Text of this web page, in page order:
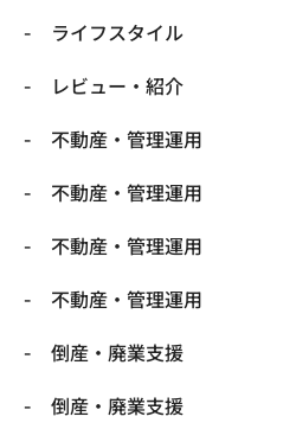
ライフスタイル
レビュー・紹介
不動産・管理運用
不動産・管理運用
不動産・管理運用
不動産・管理運用
倒産・廃業支援
倒産・廃業支援